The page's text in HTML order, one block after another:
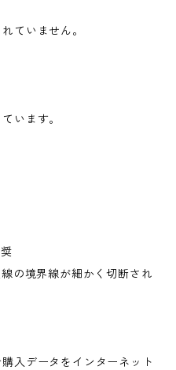
ていません。
います。
の境界線が細かく切断され
入データをインターネット